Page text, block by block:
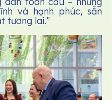
và hạnh phúc, sẵn
tương lai.”